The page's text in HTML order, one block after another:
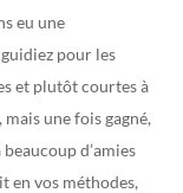
eu une
pour les
et plutôt courtes à
une fois gagné,
d’amies
en vos méthodes,